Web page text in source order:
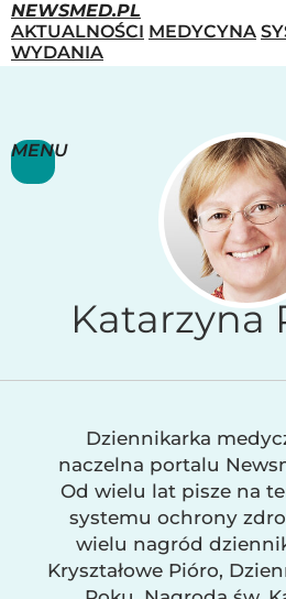
NEWSMED.PL
AKTUALNOŚCI MEDYCYNA
WYDANIA
MENU
Katarzyna
Dziennikarka
naczelna portalu
Od wielu lat pisze na
systemu ochrony
wielu nagród
Kryształowe Pióro,